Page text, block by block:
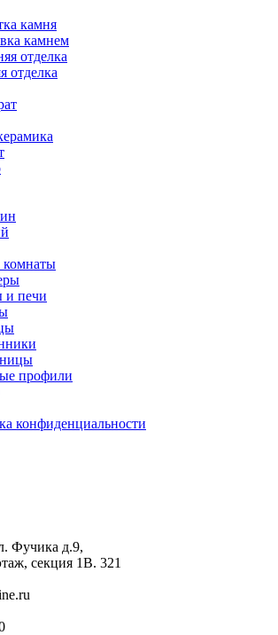
камня
камнем
отделка
отделка
печи
профили
конфиденциальности
Фучика д.9,
секция 1В. 321